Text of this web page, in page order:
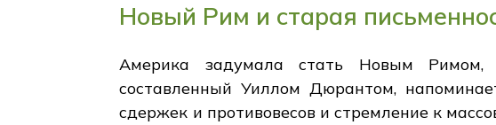
Новый Рим и старая
Америка задумала стать Новым Римом,
составленный Уиллом Дюрантом,
сдержек и противовесов и стремление к